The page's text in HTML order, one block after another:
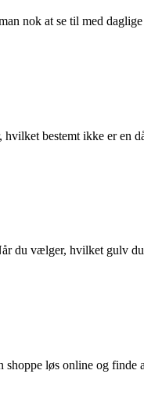
nok at se til med
bestemt ikke er en
du vælger, hvilket gulv
shoppe løs online og finde